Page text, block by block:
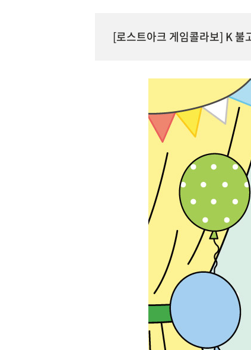
[로스트아크 게임콜라보] K 불